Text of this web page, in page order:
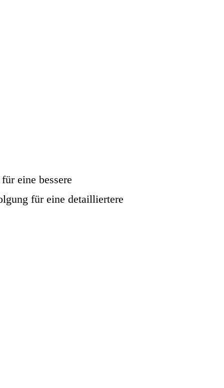
eine bessere
für eine detailliertere